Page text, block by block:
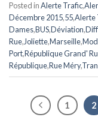
Posted inAlerte Trafic,
Décembre 2015,55,Alerte
Dames,BUS,Déviation,
Rue,Joliette,Marseille,
Port,République Grand'
République,Rue Méry,
1 2